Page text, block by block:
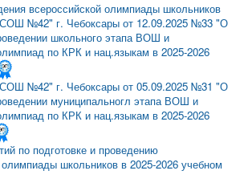
всероссийской олимпиады школьников
№42" г. Чебоксары от 12.09.2025 №33 "О
школьного этапа ВОШ и
по КРК и нац.языкам в 2025-2026
№42" г. Чебоксары от 05.09.2025 №31 "О
муниципальногл этапа ВОШ и
по КРК и нац.языкам в 2025-2026
по подготовке и проведению
школьников в 2025-2026 учебном